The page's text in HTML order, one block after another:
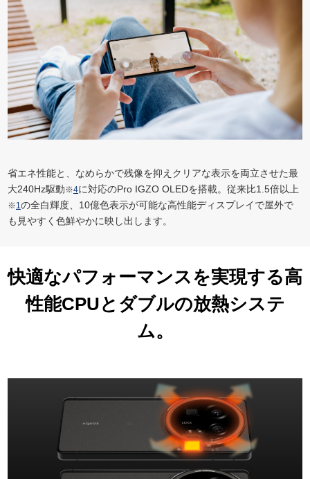
省エネ性能と、なめらかで残像を抑えクリアな表示を両立させた最
大240Hz駆動※4に対応のPro IGZO OLEDを搭載。従来比1.5倍以上
※1 の全白輝度、10億色表示が可能な高性能ディスプレイで屋外で
も見やすく色鮮やかに映し出します。
快適なパフォーマンスを実現する高
性能CPUとダブルの放熱システ
ム。